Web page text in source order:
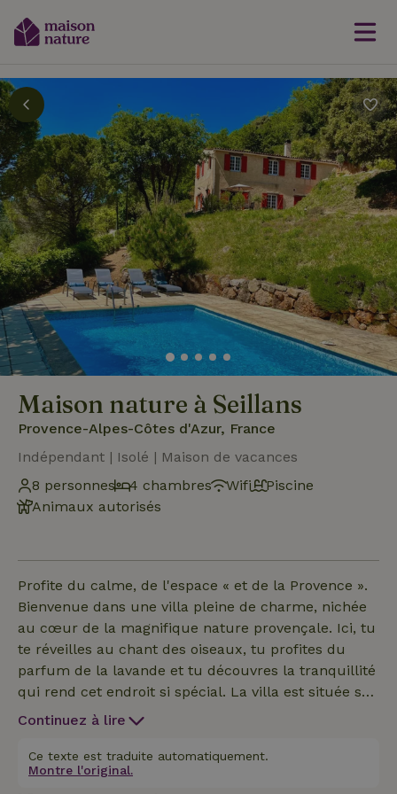
Maison nature à Seillans
Provence-Alpes-Côtes d'Azur, France
Indépendant | Isolé | Maison de vacances
8 personnes
4 chambres Wifi
Piscine
Animaux autorisés
Profite du calme, de l'espace « et de la Provence ».
Bienvenue dans une villa pleine de charme, nichée
au cœur de la magnifique nature provençale. Ici, tu
te réveilles au chant des oiseaux, tu profites du
parfum de la lavande et tu découvres la tranquillité
qui rend cet endroit si spécial. La villa est située sur
un vaste terrain privé offrant une intimité totale,
couper le souffle. Fais un plongeon rafraîchissant
dans la piscine, détends-toi sur l’une des terrasses
Continuez à lire
Ce texte est traduite automatiquement.
Montre l'original.